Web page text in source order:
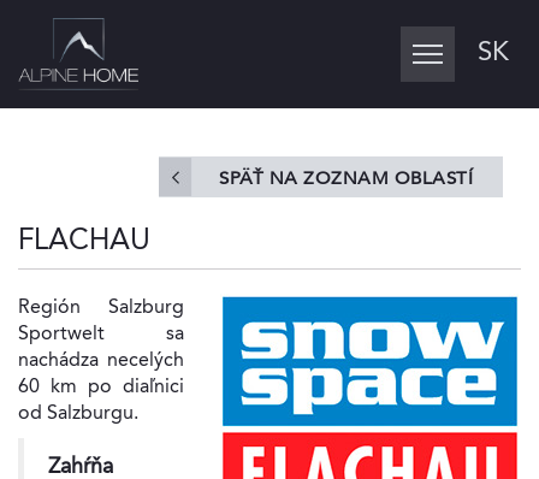
Toggle
navigation
SK
SPÄŤ NA ZOZNAM OBLASTÍ
FLACHAU
Región Salzburg
Sportwelt sa
nachádza necelých
60 km po diaľnici
od Salzburgu.
Zahŕňa